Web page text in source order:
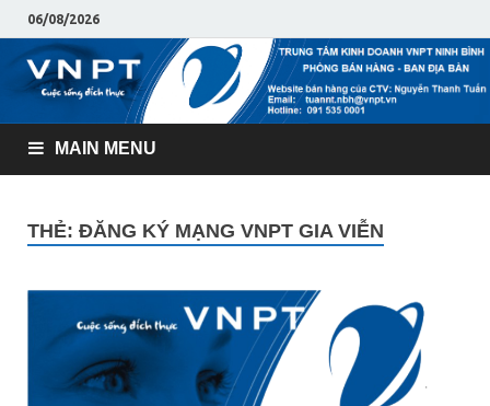
06/08/2026
MAIN MENU
THẺ: ĐĂNG KÝ MẠNG VNPT GIA VIỄN